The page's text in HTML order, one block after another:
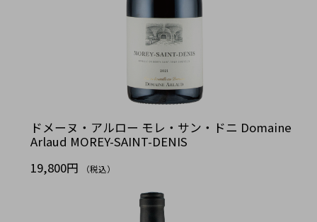
ドメーヌ・アルロー モレ・サン・ドニ Domaine
Arlaud MOREY-SAINT-DENIS
19,800円
（税込）